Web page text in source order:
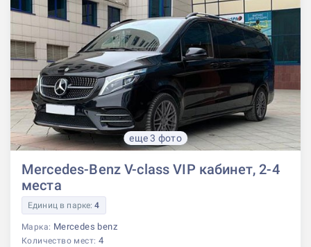
еще 3 фото
Mercedes-Benz V-class VIP кабинет, 2-4
места
Единиц в парке:4
Марка: Mercedes benz
Количество мест: 4